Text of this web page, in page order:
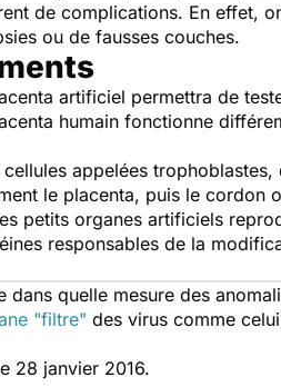
de complications. En effet,
ou de fausses couches.
artificiel permettra de
humain fonctionne
appelées
le placenta, puis le cordon
petits organes artificiels
responsables de la
quelle mesure des
"filtre" des virus comme
28 janvier 2016.